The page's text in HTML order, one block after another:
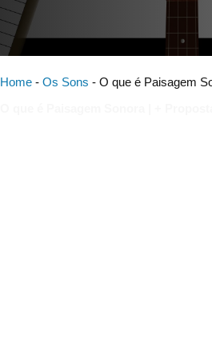
Home - Os Sons - O que é Paisagem